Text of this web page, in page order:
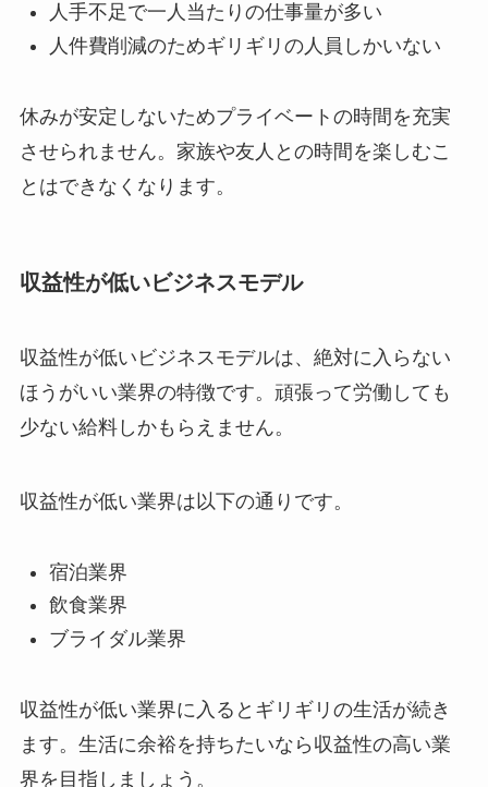
人手不足で一人当たりの仕事量が多い
人件費削減のためギリギリの人員しかいない
休みが安定しないためプライベートの時間を充実
させられません。家族や友人との時間を楽しむこ
とはできなくなります。
収益性が低いビジネスモデル
収益性が低いビジネスモデルは、絶対に入らない
ほうがいい業界の特徴です。頑張って労働しても
少ない給料しかもらえません。
収益性が低い業界は以下の通りです。
宿泊業界
飲食業界
ブライダル業界
収益性が低い業界に入るとギリギリの生活が続き
ます。生活に余裕を持ちたいなら収益性の高い業
界を目指しましょう。